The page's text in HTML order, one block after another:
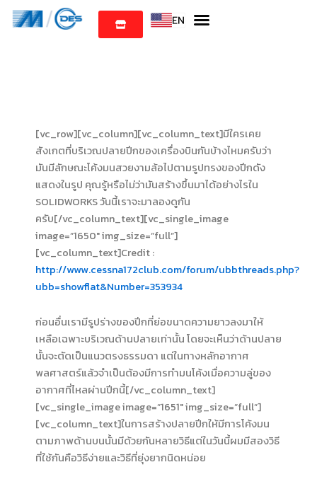
Skip
[vc_row][vc_column][vc_column_text]มีใครเคย
สังเกตที่บริเวณปลายปีกของเครื่องบินกันบ้างไหมครับว่า
มันมีลักษณะโค้งมนสวยงามล้อไปตามรูปทรงของปีกดัง
แสดงในรูป คุณรู้หรือไม่ว่ามันสร้างขึ้นมาได้อย่างไรใน
SOLIDWORKS วันนี้เราจะมาลองดูกัน
ครับ[/vc_column_text][vc_single_image
image=”1650″ img_size=”full”]
[vc_column_text]Credit :
http://www.cessna172club.com/forum/ubbthreads.php?
ubb=showflat&Number=353934
ก่อนอื่นเรามีรูปร่างของปีกที่ย่อขนาดความยาวลงมาให้
เหลือเฉพาะบริเวณด้านปลายเท่านั้น โดยจะเห็นว่าด้านปลาย
นั้นจะตัดเป็นแนวตรงธรรมดา แต่ในทางหลักอากาศ
พลศาสตร์แล้วจำเป็นต้องมีการทำมนโค้งเมื่อความลู่ของ
อากาศที่ไหลผ่านปีกนี้[/vc_column_text]
[vc_single_image image=”1651″ img_size=”full”]
[vc_column_text]ในการสร้างปลายปีกให้มีการโค้งมน
ตามภาพด้านบนนั้นมีด้วยกันหลายวิธีแต่ในวันนี้ผมมีสองวิธี
ที่ใช้กันคือวิธีง่ายและวิธีที่ยุ่งยากนิดหน่อย